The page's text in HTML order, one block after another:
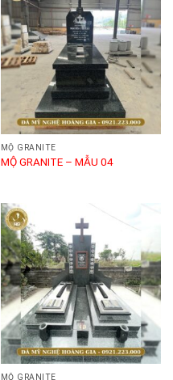
MỘ GRANITE
MỘ GRANITE – MẪU 04
MỘ GRANITE